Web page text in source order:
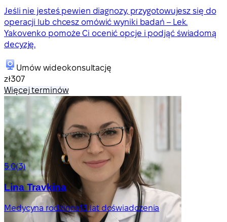
Jeśli nie jesteś pewien diagnozy, przygotowujesz się do
operacji lub chcesz omówić wyniki badań – Lek.
Yakovenko pomoże Ci ocenić opcje i podjąć świadomą
decyzję.
Umów wideokonsultację
zł307
Więcej terminów
5.0(3)
Lina Travkina
Medycyna rodzinna13 lat doświadczenia